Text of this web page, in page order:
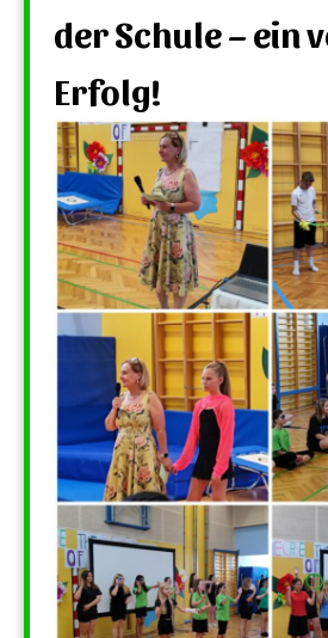
der Schule – ein
Erfolg!